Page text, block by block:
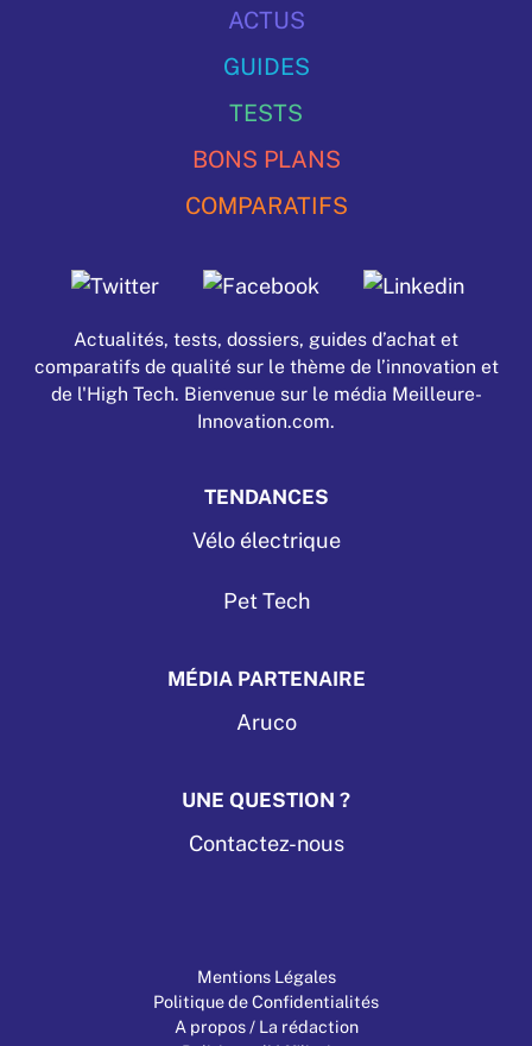
ACTUS
GUIDES
TESTS
BONS PLANS
COMPARATIFS
Actualités, tests, dossiers, guides d’achat et
comparatifs de qualité sur le thème de l’innovation et
de l'High Tech. Bienvenue sur le média Meilleure-
Innovation.com.
TENDANCES
Vélo électrique
Pet Tech
MÉDIA PARTENAIRE
Aruco
UNE QUESTION ?
Contactez-nous
Mentions Légales
Politique de Confidentialités
A propos / La rédaction